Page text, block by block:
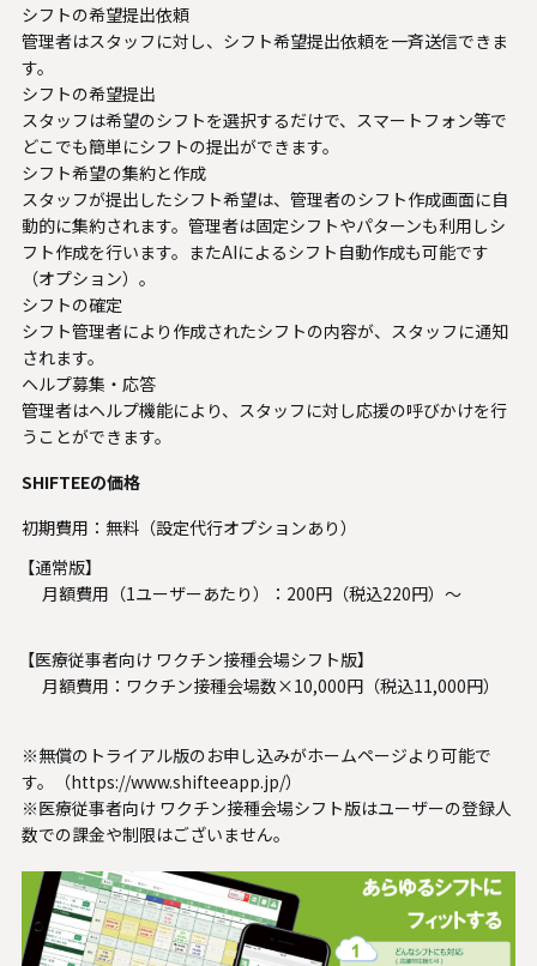
シフトの希望提出依頼
管理者はスタッフに対し、シフト希望提出依頼を一斉送信できま
す。
シフトの希望提出
スタッフは希望のシフトを選択するだけで、スマートフォン等で
どこでも簡単にシフトの提出ができます。
シフト希望の集約と作成
スタッフが提出したシフト希望は、管理者のシフト作成画面に自
動的に集約されます。管理者は固定シフトやパターンも利用しシ
フト作成を行います。またAIによるシフト自動作成も可能です
（オプション）。
シフトの確定
シフト管理者により作成されたシフトの内容が、スタッフに通知
されます。
ヘルプ募集・応答
管理者はヘルプ機能により、スタッフに対し応援の呼びかけを行
うことができます。
SHIFTEEの価格
初期費用：無料（設定代行オプションあり）
【通常版】
月額費用（1ユーザーあたり）：200円（税込220円）～
【医療従事者向け ワクチン接種会場シフト版】
月額費用：ワクチン接種会場数×10,000円（税込11,000円）
※無償のトライアル版のお申し込みがホームページより可能で
す。（https://www.shifteeapp.jp/）
※医療従事者向け ワクチン接種会場シフト版はユーザーの登録人
数での課金や制限はございません。